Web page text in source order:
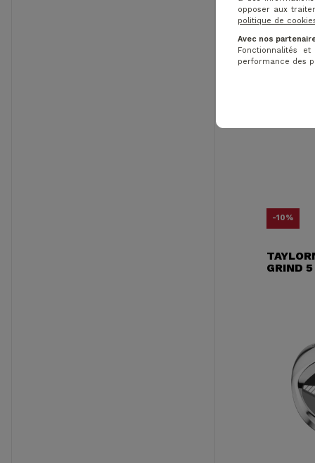
-10%
GRIND
opposer aux
politique de
Avec nos
Fonctionnalités
performance des